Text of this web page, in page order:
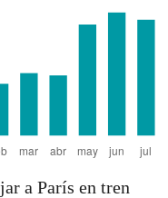
a París en tren